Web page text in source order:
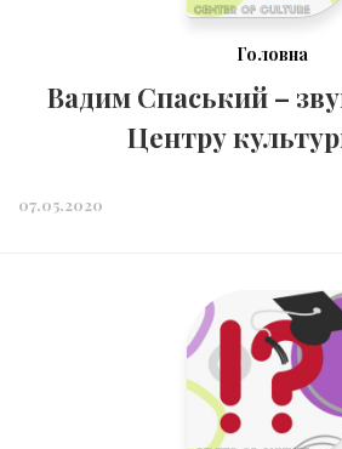
Головна
Вадим Спаський –
Центру
07.05.2020